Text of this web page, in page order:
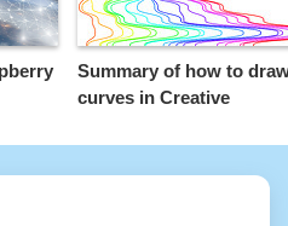
Summary of how to
curves in Creative